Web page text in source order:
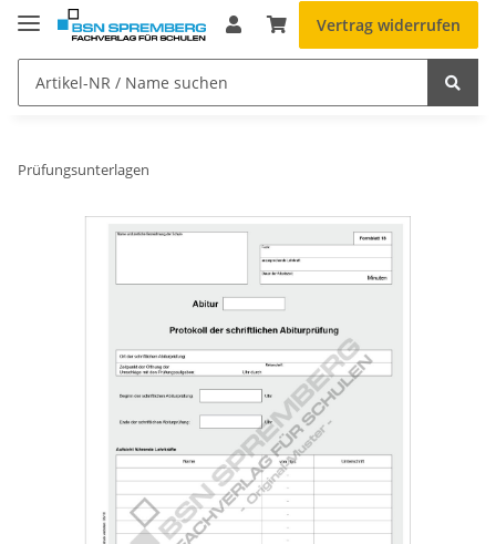
Vertrag widerrufen
Prüfungsunterlagen